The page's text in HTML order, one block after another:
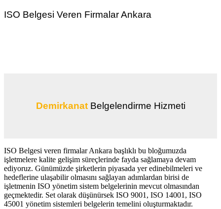
ISO Belgesi Veren Firmalar Ankara
DemirkanatBelgelendirme Hizmeti
ISO Belgesi veren firmalar Ankara başlıklı bu bloğumuzda
işletmelere kalite gelişim süreçlerinde fayda sağlamaya devam
ediyoruz. Günümüzde şirketlerin piyasada yer edinebilmeleri ve
hedeflerine ulaşabilir olmasını sağlayan adımlardan birisi de
işletmenin ISO yönetim sistem belgelerinin mevcut olmasından
geçmektedir. Set olarak düşünürsek ISO 9001, ISO 14001, ISO
45001 yönetim sistemleri belgelerin temelini oluşturmaktadır.